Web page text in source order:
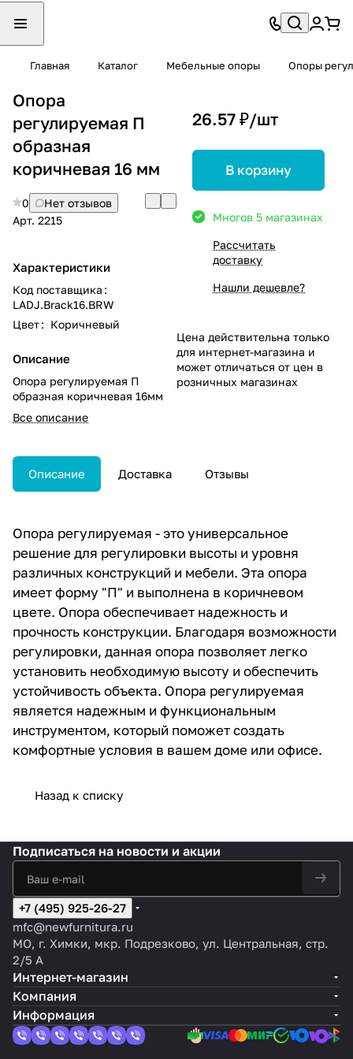
Главная Каталог Мебельные опоры Опоры
Опора
регулируемая П
образная
коричневая 16 мм
0
Нет отзывов
Арт. 2215
Характеристики
Код поставщика :
LADJ.Brack16.BRW
Цвет: Коричневый
Описание
Опора регулируемая П
образная коричневая 16мм
Все описание
26.57 ₽/шт
В корзину
Многов 5 магазинах
Рассчитать
доставку
Нашли дешевле?
Цена действительна только
для интернет-магазина и
может отличаться от цен в
розничных магазинах
Описание Доставка Отзывы
Опора регулируемая - это универсальное
решение для регулировки высоты и уровня
различных конструкций и мебели. Эта опора
имеет форму "П" и выполнена в коричневом
цвете. Опора обеспечивает надежность и
прочность конструкции. Благодаря возможности
регулировки, данная опора позволяет легко
установить необходимую высоту и обеспечить
устойчивость объекта. Опора регулируемая
является надежным и функциональным
инструментом, который поможет создать
комфортные условия в вашем доме или офисе.
Назад к списку
Подписаться на новости и акции
+7 (495) 925-26-27
mfc@newfurnitura.ru
МО, г. Химки, мкр. Подрезково, ул. Центральная, стр.
2/5 А
Интернет-магазин
Компания
Информация